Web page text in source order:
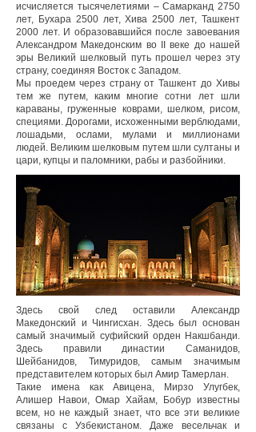
исчисляется тысячелетиями – Самарканд 2750
лет, Бухара 2500 лет, Хива 2500 лет, Ташкент
2000 лет. И образовавшийся после завоевания
Александром Македонским во II веке до нашей
эры Великий шелковый путь прошел через эту
страну, соединяя Восток с Западом.
Мы проедем через страну от Ташкент до Хивы
тем же путем, каким многие сотни лет шли
караваны, груженные коврами, шелком, рисом,
специями. Дорогами, исхоженными верблюдами,
лошадьми, ослами, мулами и миллионами
людей. Великим шелковым путем шли султаны и
цари, купцы и паломники, рабы и разбойники.
Здесь свой след оставили Александр
Македонский и Чингисхан. Здесь был основан
самый значимый суфийский орден Накшбанди.
Здесь правили династии Саманидов,
Шейбанидов, Тимуридов, самым значимым
представителем которых был Амир Тамерлан.
Такие имена как Авицена, Мирзо Улугбек,
Алишер Навои, Омар Хайам, Бобур известны
всем, но не каждый знает, что все эти великие
связаны с Узбекистаном. Даже весельчак и